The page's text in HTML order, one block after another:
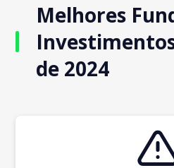
Melhores
de 2024